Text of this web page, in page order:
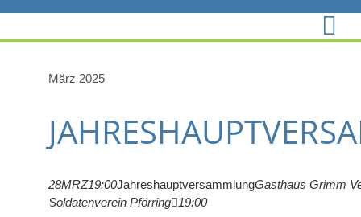
springen
März 2025
28MRZ19:00JahreshauptversammlungGasthaus Grimm
Soldatenverein Pförring 19:00